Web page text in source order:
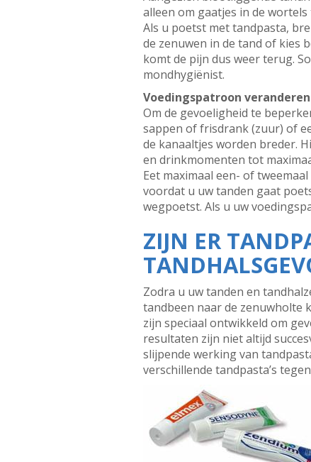
alleen om gaatjes in de
Als u poetst met tandpasta,
de zenuwen in de tand of kies
komt de pijn dus weer terug.
mondhygiënist.
Voedingspatroon veranderen
Om de gevoeligheid te
sappen of frisdrank (zuur) of
de kanaaltjes worden breder.
en drinkmomenten tot
Eet maximaal een- of
voordat u uw tanden gaat
wegpoetst. Als u uw
ZIJN ER
Zodra u uw tanden en
tandbeen naar de zenuwholte
zijn speciaal ontwikkeld om
resultaten zijn niet altijd
slijpende werking van
verschillende tandpasta’s